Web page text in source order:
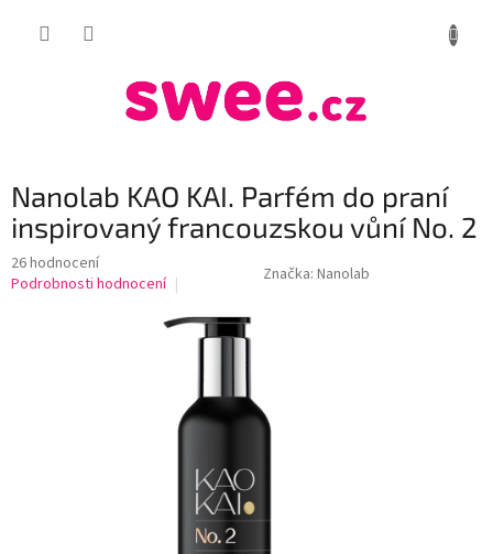
Nanolab KAO KAI. Parfém do praní
inspirovaný francouzskou vůní No. 2
Průměrné
hodnocení
26 hodnocení
Podrobnosti hodnocení
Značka: Nanolab